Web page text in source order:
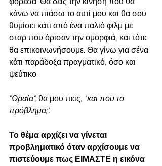
κάνω να πιάσω το αυτί μου και θα σου
θυμίσει κάτι από ένα παλιό φιλμ με
σταρ που όρισαν την ομορφιά, και τότε
θα επικοινωνήσουμε. Θα γίνω για σένα
κάτι παράδοξα πραγματικό, όσο και
ψεύτικο.
"Ωραία", θα μου πεις, "και που το
πρόβλημα;".
Το θέμα αρχίζει να γίνεται
προβληματικό όταν αρχίσουμε να
πιστεύουμε πως ΕΙΜΑΣΤΕ η εικόνα